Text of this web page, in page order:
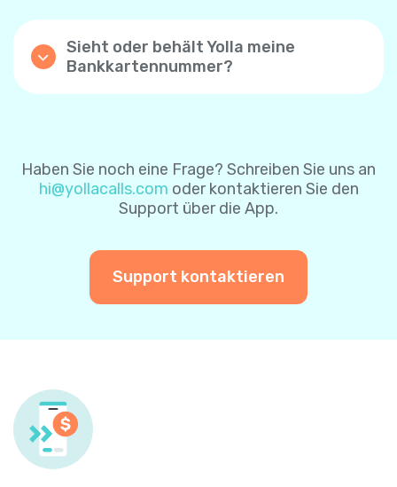
nach erfolgreicher Zahlung zu aktivieren.
Mit dieser Einstellung wird Ihr Yolla-
Guthaben automatisch aufgeladen, wenn
das Guthaben unter $1 beträgt. Wenn Sie die
ändern.
Sie können die Funktion „automatisch
aufladen“ jederzeit deaktivieren.
Sieht oder behält Yolla meine
Bankkartennummer?
Zahlungssystem entscheiden, um Ihre
Karteninformationen für zukünftige
Zahlungen zu speichern. Auf diese Weise
eingeben.
Haben Sie noch eine Frage? Schreiben Sie uns an
hi@yollacalls.com oder kontaktieren Sie den
Support über die App.
Support kontaktieren